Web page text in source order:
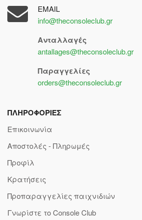
EMAIL
info@theconsoleclub.gr
Ανταλλαγές
antallages@theconsoleclub.gr
Παραγγελίες
orders@theconsoleclub.gr
ΠΛΗΡΟΦΟΡΙΕΣ
Επικοινωνία
Αποστολές - Πληρωμές
Προφίλ
Κρατήσεις
Προπαραγγελίες παιχνιδιών
Γνωρίστε το Console Club